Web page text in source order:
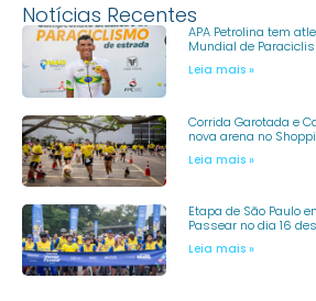
Notícias Recentes
APA Petrolina tem
Mundial de
Leia mais »
Corrida Garotada e
nova arena no
Leia mais »
Etapa de São Paulo
Passear no dia 16
Leia mais »